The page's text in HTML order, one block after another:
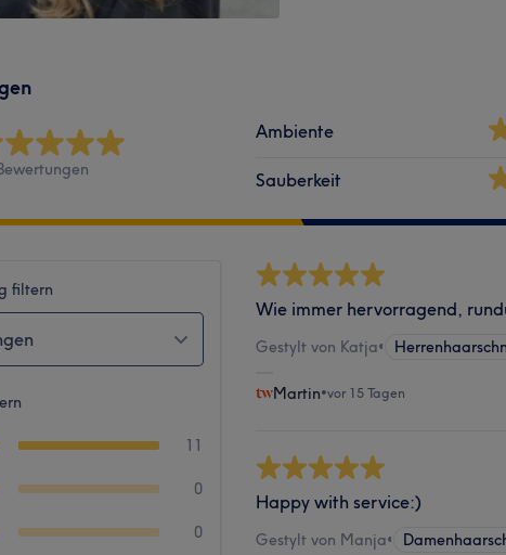
Ambiente
Sauberkeit
filtern
11
0
0
Wie immer hervorragend,
Gestylt von Katja•
Martin•vor 15 Tagen
Happy with service:)
Gestylt von Manja•